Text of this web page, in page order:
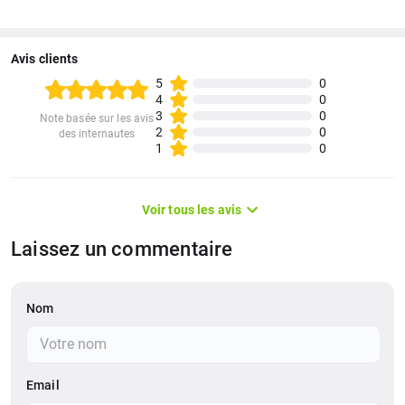
Batterie / Autonomie
DAS (Ondes Emises)
Type de Recharge
Avis clients
Note basée sur les avis
des internautes
5
0
4
0
3
0
2
0
1
0
Voir tous les avis
Laissez un commentaire
Nom
Email